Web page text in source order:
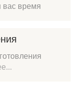
вас время